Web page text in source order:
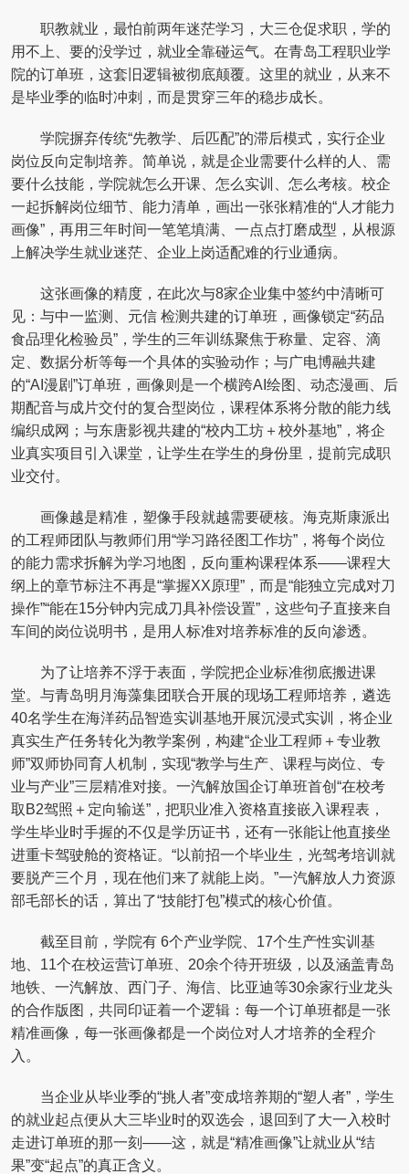
职教就业，最怕前两年迷茫学习，大三仓促求职，学的
用不上、要的没学过，就业全靠碰运气。在青岛工程职业学
院的订单班，这套旧逻辑被彻底颠覆。这里的就业，从来不
是毕业季的临时冲刺，而是贯穿三年的稳步成长。
学院摒弃传统“先教学、后匹配”的滞后模式，实行企业
岗位反向定制培养。简单说，就是企业需要什么样的人、需
要什么技能，学院就怎么开课、怎么实训、怎么考核。校企
一起拆解岗位细节、能力清单，画出一张张精准的“人才能力
画像”，再用三年时间一笔笔填满、一点点打磨成型，从根源
上解决学生就业迷茫、企业上岗适配难的行业通病。
这张画像的精度，在此次与8家企业集中签约中清晰可
见：与中一监测、元信 检测共建的订单班，画像锁定“药品
食品理化检验员”，学生的三年训练聚焦于称量、定容、滴
定、数据分析等每一个具体的实验动作；与广电博融共建
的“AI漫剧”订单班，画像则是一个横跨AI绘图、动态漫画、后
期配音与成片交付的复合型岗位，课程体系将分散的能力线
编织成网；与东唐影视共建的“校内工坊＋校外基地”，将企
业真实项目引入课堂，让学生在学生的身份里，提前完成职
业交付。
画像越是精准，塑像手段就越需要硬核。海克斯康派出
的工程师团队与教师们用“学习路径图工作坊”，将每个岗位
的能力需求拆解为学习地图，反向重构课程体系——课程大
纲上的章节标注不再是“掌握XX原理”，而是“能独立完成对刀
操作”“能在15分钟内完成刀具补偿设置”，这些句子直接来自
车间的岗位说明书，是用人标准对培养标准的反向渗透。
为了让培养不浮于表面，学院把企业标准彻底搬进课
堂。与青岛明月海藻集团联合开展的现场工程师培养，遴选
40名学生在海洋药品智造实训基地开展沉浸式实训，将企业
真实生产任务转化为教学案例，构建“企业工程师＋专业教
师”双师协同育人机制，实现“教学与生产、课程与岗位、专
业与产业”三层精准对接。一汽解放国企订单班首创“在校考
取B2驾照＋定向输送”，把职业准入资格直接嵌入课程表，
学生毕业时手握的不仅是学历证书，还有一张能让他直接坐
进重卡驾驶舱的资格证。“以前招一个毕业生，光驾考培训就
要脱产三个月，现在他们来了就能上岗。”一汽解放人力资源
部毛部长的话，算出了“技能打包”模式的核心价值。
截至目前，学院有 6个产业学院、17个生产性实训基
地、11个在校运营订单班、20余个待开班级，以及涵盖青岛
地铁、一汽解放、西门子、海信、比亚迪等30余家行业龙头
的合作版图，共同印证着一个逻辑：每一个订单班都是一张
精准画像，每一张画像都是一个岗位对人才培养的全程介
入。
当企业从毕业季的“挑人者”变成培养期的“塑人者”，学生
的就业起点便从大三毕业时的双选会，退回到了大一入校时
走进订单班的那一刻——这，就是“精准画像”让就业从“结
果”变“起点”的真正含义。